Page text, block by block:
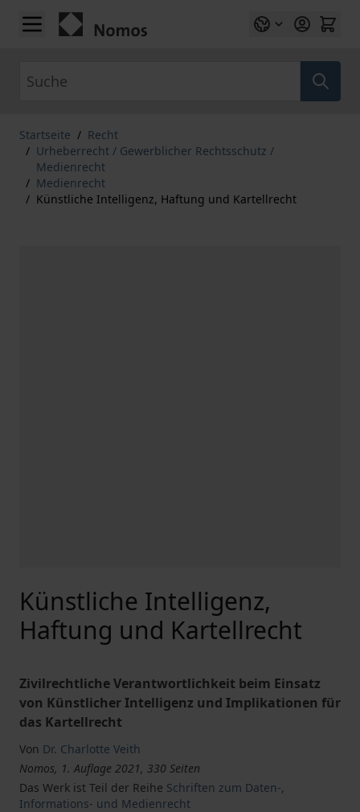
Zum Inhalt springen
Startseite / Recht
/ Urheberrecht / Gewerblicher Rechtsschutz /
Medienrecht
/ Medienrecht
/ Künstliche Intelligenz, Haftung und Kartellrecht
Künstliche Intelligenz,
Haftung und Kartellrecht
Zivilrechtliche Verantwortlichkeit beim Einsatz
von Künstlicher Intelligenz und Implikationen für
das Kartellrecht
Von Dr. Charlotte Veith
Nomos, 1. Auflage 2021, 330 Seiten
Das Werk ist Teil der Reihe Schriften zum Daten-,
Informations- und Medienrecht